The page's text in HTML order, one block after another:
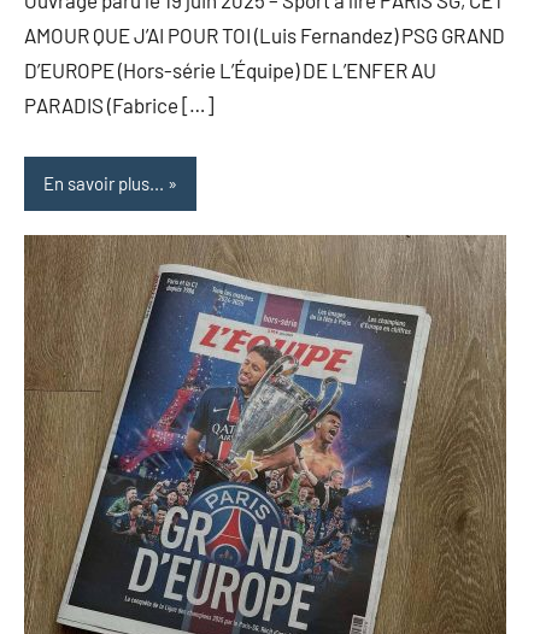
AMOUR QUE J’AI POUR TOI (Luis Fernandez) PSG GRAND
D’EUROPE (Hors-série L’Équipe) DE L’ENFER AU
PARADIS (Fabrice […]
En savoir plus...